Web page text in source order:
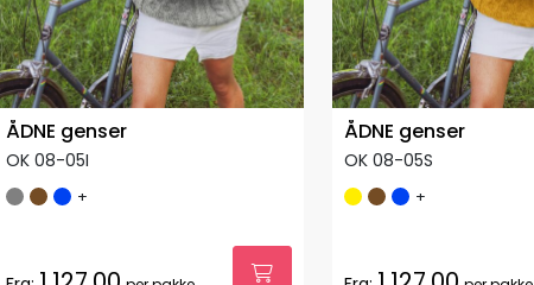
ÅDNE genser
OK 08-05I
+
ÅDNE genser
OK 08-05S
+